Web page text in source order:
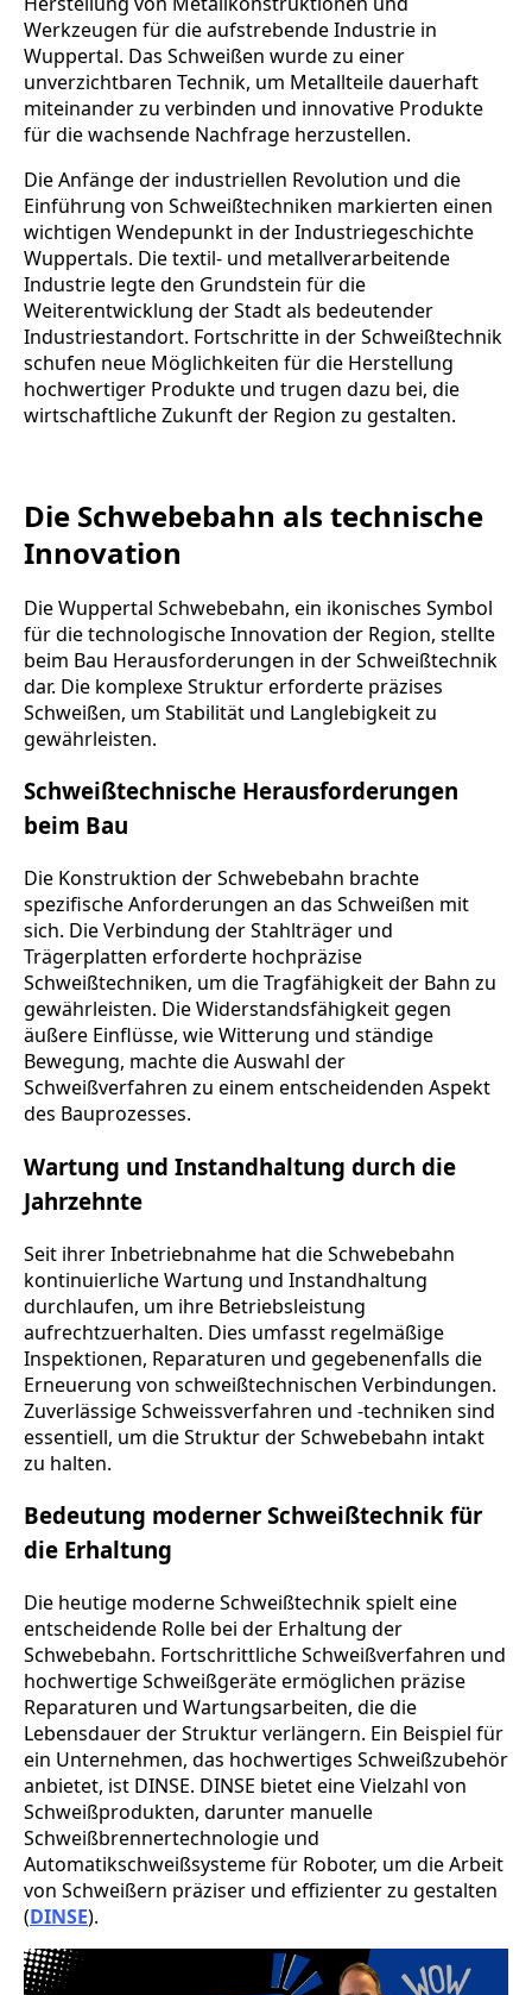
Werkzeugen für die aufstrebende Industrie in
Wuppertal. Das Schweißen wurde zu einer
unverzichtbaren Technik, um Metallteile dauerhaft
miteinander zu verbinden und innovative Produkte
für die wachsende Nachfrage herzustellen.
Die Anfänge der industriellen Revolution und die
Einführung von Schweißtechniken markierten einen
wichtigen Wendepunkt in der Industriegeschichte
Wuppertals. Die textil- und metallverarbeitende
Industrie legte den Grundstein für die
Weiterentwicklung der Stadt als bedeutender
Industriestandort. Fortschritte in der Schweißtechnik
schufen neue Möglichkeiten für die Herstellung
hochwertiger Produkte und trugen dazu bei, die
wirtschaftliche Zukunft der Region zu gestalten.
Die Schwebebahn als technische
Innovation
Die Wuppertal Schwebebahn, ein ikonisches Symbol
für die technologische Innovation der Region, stellte
beim Bau Herausforderungen in der Schweißtechnik
dar. Die komplexe Struktur erforderte präzises
Schweißen, um Stabilität und Langlebigkeit zu
gewährleisten.
Schweißtechnische Herausforderungen
beim Bau
Die Konstruktion der Schwebebahn brachte
spezifische Anforderungen an das Schweißen mit
sich. Die Verbindung der Stahlträger und
Trägerplatten erforderte hochpräzise
Schweißtechniken, um die Tragfähigkeit der Bahn zu
gewährleisten. Die Widerstandsfähigkeit gegen
äußere Einflüsse, wie Witterung und ständige
Bewegung, machte die Auswahl der
Schweißverfahren zu einem entscheidenden Aspekt
des Bauprozesses.
Wartung und Instandhaltung durch die
Jahrzehnte
Seit ihrer Inbetriebnahme hat die Schwebebahn
kontinuierliche Wartung und Instandhaltung
durchlaufen, um ihre Betriebsleistung
aufrechtzuerhalten. Dies umfasst regelmäßige
Inspektionen, Reparaturen und gegebenenfalls die
Erneuerung von schweißtechnischen Verbindungen.
Zuverlässige Schweissverfahren und -techniken sind
essentiell, um die Struktur der Schwebebahn intakt
zu halten.
Bedeutung moderner Schweißtechnik für
die Erhaltung
Die heutige moderne Schweißtechnik spielt eine
entscheidende Rolle bei der Erhaltung der
Schwebebahn. Fortschrittliche Schweißverfahren und
hochwertige Schweißgeräte ermöglichen präzise
Reparaturen und Wartungsarbeiten, die die
Lebensdauer der Struktur verlängern. Ein Beispiel für
ein Unternehmen, das hochwertiges Schweißzubehör
anbietet, ist DINSE. DINSE bietet eine Vielzahl von
Schweißprodukten, darunter manuelle
Schweißbrennertechnologie und
Automatikschweißsysteme für Roboter, um die Arbeit
von Schweißern präziser und effizienter zu gestalten
(DINSE).